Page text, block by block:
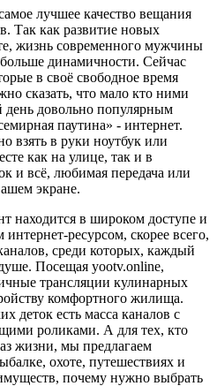
лучшее качество вещания
Так как развитие новых
жизнь современного мужчины
динамичности. Сейчас
в своё свободное время
сказать, что мало кто ними
день довольно популярным
паутина» - интернет.
взять в руки ноутбук или
как на улице, так и в
и всё, любимая передача или
экране.
находится в широком доступе и
ресурсом, скорее всего,
среди которых, каждый
Посещая yootv.online,
трансляции кулинарных
комфортного жилища.
деток есть масса каналов с
роликами. А для тех, кто
жизни, мы предлагаем
охоте, путешествиях и
почему нужно выбрать